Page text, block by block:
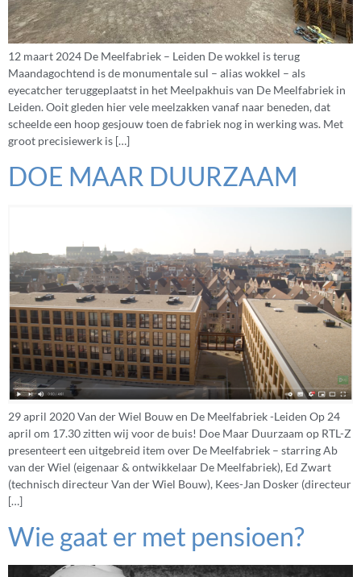
12 maart 2024 De Meelfabriek – Leiden De wokkel is terug
Maandagochtend is de monumentale sul – alias wokkel – als
eyecatcher teruggeplaatst in het Meelpakhuis van De Meelfabriek in
Leiden. Ooit gleden hier vele meelzakken vanaf naar beneden, dat
scheelde een hoop gesjouw toen de fabriek nog in werking was. Met
groot precisiewerk is […]
DOE MAAR DUURZAAM
29 april 2020 Van der Wiel Bouw en De Meelfabriek -Leiden Op 24
april om 17.30 zitten wij voor de buis! Doe Maar Duurzaam op RTL-Z
presenteert een uitgebreid item over De Meelfabriek – starring Ab
van der Wiel (eigenaar & ontwikkelaar De Meelfabriek), Ed Zwart
(technisch directeur Van der Wiel Bouw), Kees-Jan Dosker (directeur
[…]
Wie gaat er met pensioen?